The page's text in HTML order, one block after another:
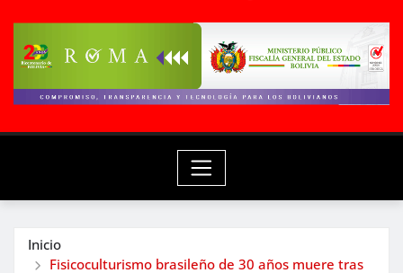
Inicio
Fisicoculturismo brasileño de 30 años muere tras